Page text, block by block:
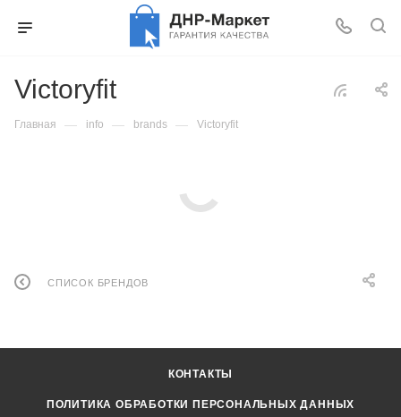
Victoryfit
Главная — info — brands — Victoryfit
СПИСОК БРЕНДОВ
КОНТАКТЫ
ПОЛИТИКА ОБРАБОТКИ ПЕРСОНАЛЬНЫХ ДАННЫХ